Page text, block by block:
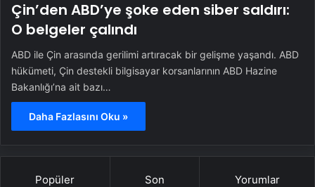
Çin’den ABD’ye şoke eden siber saldırı:
O belgeler çalındı
ABD ile Çin arasında gerilimi artıracak bir gelişme yaşandı. ABD
hükümeti, Çin destekli bilgisayar korsanlarının ABD Hazine
Bakanlığı’na ait bazı…
Daha Fazlasını Oku »
Popüler Son Yorumlar